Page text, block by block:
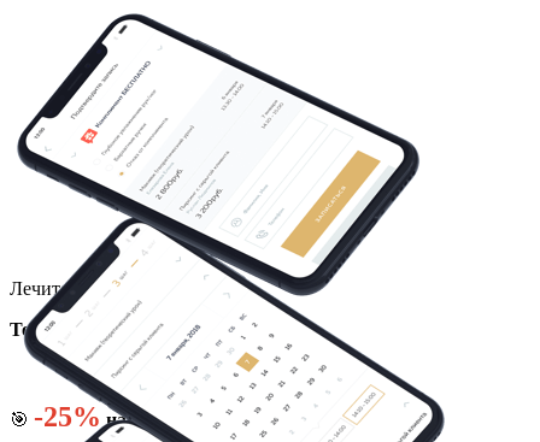
Лечите зубы со скидкой!
Только для первичных пациентов!
🎯 -25% на всё: